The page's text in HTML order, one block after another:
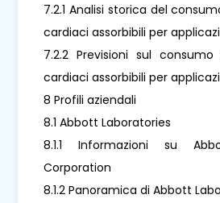
7.2.1 Analisi storica del
cardiaci assorbibili per
7.2.2 Previsioni sul
cardiaci assorbibili per
8 Profili aziendali
8.1 Abbott Laboratories
8.1.1 Informazioni su
Corporation
8.1.2 Panoramica di Abbott